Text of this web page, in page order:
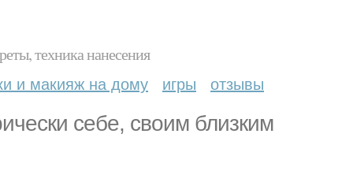
техника нанесения
и макияж на дому игры отзывы
себе, своим близким